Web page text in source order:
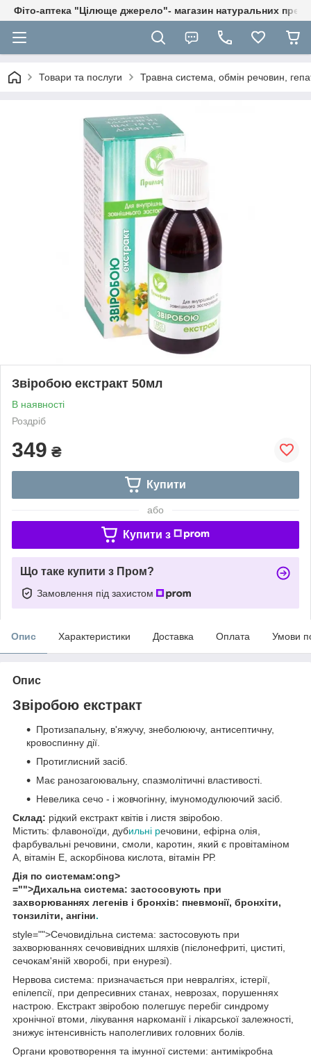
Фіто-аптека "Цілюще джерело"- магазин натуральних
Товари та послуги Травна система, обмін речовин,
Звіробою екстракт 50мл
В наявності
Роздріб
349 ₴
Купити
або
Купити з
Що таке купити з Пром?
Замовлення під захистом
Опис Характеристики Доставка Оплата Умови
Опис
Звіробою екстракт
Протизапальну, в'яжучу, знеболюючу, антисептичну,
кровоспинну дії.
Протиглисний засіб.
Має ранозагоювальну, спазмолітичні властивості.
Невелика сечо - і жовчогінну, імуномодулюючий засіб.
Склад: рідкий екстракт квітів і листя звіробою.
Містить: флавоноїди, дубильні речовини, ефірна олія,
фарбувальні речовини, смоли, каротин, який є провітаміном
А, вітамін Е, аскорбінова кислота, вітамін РР.
Дія по системам:ong>
="">Дихальна система: застосовують при
захворюваннях легенів і бронхів: пневмонії, бронхіти,
тонзиліти, ангіни.
style="">Сечовидільна система: застосовують при
захворюваннях сечовивідних шляхів (пієлонефриті, циститі,
сечокам'яній хворобі, при енурезі).
Нервова система: призначається при невралгіях, істерії,
епілепсії, при депресивних станах, неврозах, порушеннях
настрою. Екстракт звіробою полегшує перебіг синдрому
хронічної втоми, лікування наркоманії і лікарської залежності,
знижує інтенсивність наполегливих головних болів.
Органи кровотворення та імунної системи: антимікробна